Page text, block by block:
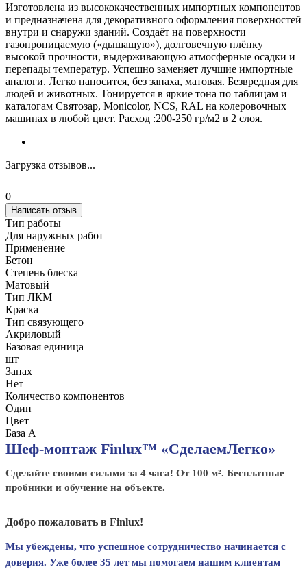
Изготовлена из высококачественных импортных компонентов
и предназначена для декоративного оформления поверхностей
внутри и снаружи зданий. Создаёт на поверхности
газопроницаемую («дышащую»), долговечную плёнку
высокой прочности, выдерживающую атмосферные осадки и
перепады температур. Успешно заменяет лучшие импортные
аналоги. Легко наносится, без запаха, матовая. Безвредная для
людей и животных. Тонируется в яркие тона по таблицам и
каталогам Святозар, Моnicolor, NCS, RAL на колеровочных
машинах в любой цвет. Расход :200-250 гр/м2 в 2 слоя.
Загрузка отзывов...
0
Написать отзыв
Тип работы
Для наружных работ
Применение
Бетон
Степень блеска
Матовый
Тип ЛКМ
Краска
Тип связующего
Акриловый
Базовая единица
шт
Запах
Нет
Количество компонентов
Один
Цвет
База А
Шеф-монтаж Finlux™ «СделаемЛегко»
Сделайте своими силами за 4 часа! От 100 м². Бесплатные
пробники и обучение на объекте.
Добро пожаловать в Finlux!
Мы убеждены, что успешное сотрудничество начинается с
доверия. Уже более 35 лет мы помогаем нашим клиентам